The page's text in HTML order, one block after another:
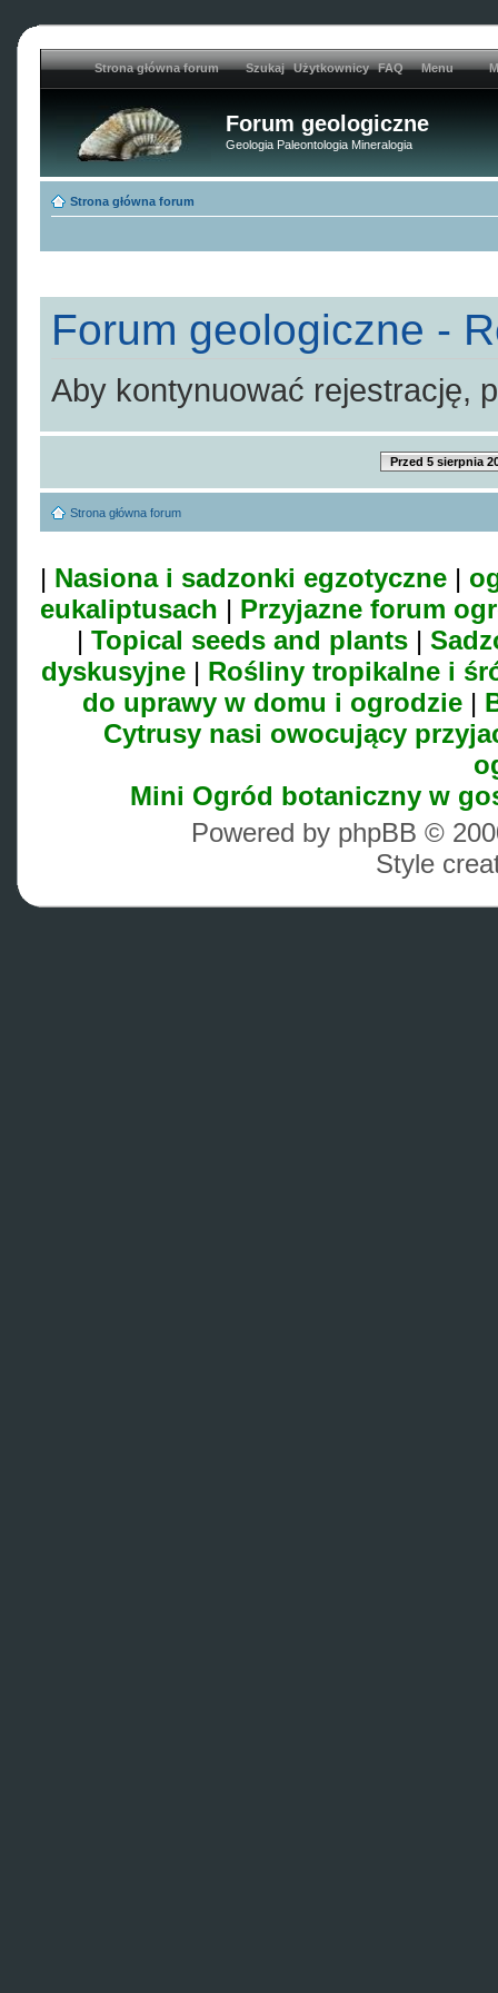
Strona główna forum Szukaj Użytkownicy FAQ Menu
Forum geologiczne
Geologia Paleontologia Mineralogia
Strona główna forum
Forum geologiczne -
Aby kontynuować rejestrację,
Przed 5 sierpnia
Strona główna forum
| Nasiona i sadzonki egzotyczne |
eukaliptusach | Przyjazne forum
| Topical seeds and plants |
dyskusyjne| Rośliny tropikalne i
do uprawy w domu i ogrodzie|
Cytrusy nasi owocujący
Mini Ogród botaniczny w
Powered by phpBB ©
Style